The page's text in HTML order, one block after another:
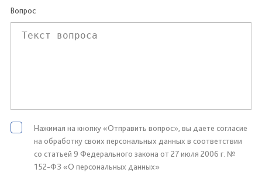
Вопрос
Нажимая на кнопку «Отправить вопрос», вы даете согласие
на обработку своих персональных данных в соответствии
со статьей 9 Федерального закона от 27 июля 2006 г. №
152-ФЗ «О персональных данных»